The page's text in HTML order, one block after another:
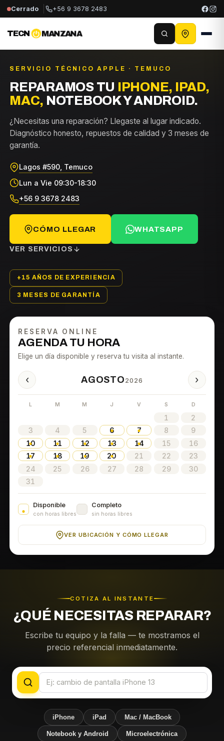
Cerrado +56 9 3678 2483
TECN MANZANA
SERVICIO TÉCNICO APPLE · TEMUCO
REPARAMOS TU
IPHONE, IPAD,
MAC, NOTEBOOK Y ANDROID.
¿Necesitas una reparación? Llegaste al lugar indicado.
Diagnóstico honesto, repuestos de calidad y 3 meses de
garantía.
Lagos #590, Temuco
Lun a Vie 09:30-18:30
+56 9 3678 2483
CÓMO LLEGAR WHATSAPP
VER SERVICIOS
+15 AÑOS DE EXPERIENCIA
3 MESES DE GARANTÍA
RESERVA ONLINE
AGENDA TU HORA
Elige un día disponible y reserva tu visita al instante.
‹ AGOSTO 2026 ›
L M M J V S D
1
2
3
4 5 6 7 8
9
10
11 12 13 14 15
16
17
18 19 20 21 22
23
24
25 26 27 28 29
30
31
Disponible
con horas libres
Completo
sin horas libres
VER UBICACIÓN Y CÓMO LLEGAR
COTIZA AL INSTANTE
¿QUÉ NECESITAS REPARAR?
Escribe tu equipo y la falla — te mostramos el
precio referencial inmediatamente.
iPhone iPad Mac / MacBook
Notebook y Android Microelectrónica